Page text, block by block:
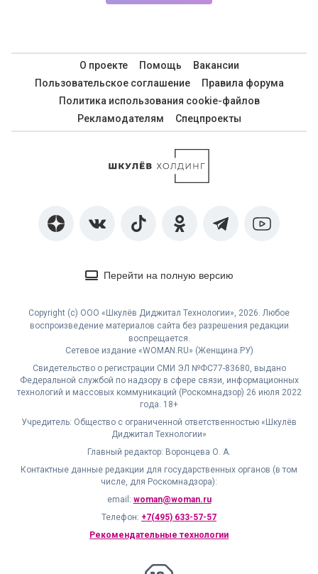
О проекте Помощь
Вакансии
Пользовательское соглашение
Правила форума
Политика использования cookie-файлов
Рекламодателям
Спецпроекты
Перейти на полную версию
Copyright (с) ООО «Шкулёв Диджитал Технологии», 2026. Любое
воспроизведение материалов сайта без разрешения редакции
воспрещается.
Сетевое издание «WOMAN.RU» (Женщина.РУ)
Свидетельство о регистрации СМИ ЭЛ №ФС77-83680, выдано
Федеральной службой по надзору в сфере связи, информационных
технологий и массовых коммуникаций (Роскомнадзор) 26 июля 2022
года. 18+
Учредитель: Общество с ограниченной ответственностью «Шкулёв
Диджитал Технологии»
Главный редактор: Воронцева О. А.
Контактные данные редакции для государственных органов (в том
числе, для Роскомнадзора):
email: woman@woman.ru
Телефон: +7(495) 633-57-57
Рекомендательные технологии